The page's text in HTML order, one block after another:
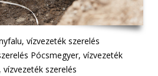
vízvezeték szerelés
Pócsmegyer, vízvezeték
szerelés